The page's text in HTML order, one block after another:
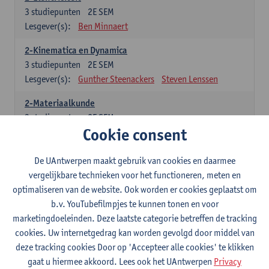
2E SEM
3 studiepunten
Lesgever(s):
Ben Minnaert
2-Kinematica en Dynamica
2E SEM
3 studiepunten
Lesgever(s):
Gunther Steenackers Steven Lenssen
2-Materiaalkunde
2E SEM
3studiepunten
Linda Beenaerts
2-Wiskunde
2E SEM
studiepunten
Lesgever(s):
Rudi Penne Jeffrey Cornelis
Kris Annaert
Stijn Dierckx
Annelies Fabri
Senne Ignoul
Specifiek deel
15 studiepunten
Cookie consent
De UAntwerpen maakt gebruik van cookies en daarmee
vergelijkbare technieken voor het functioneren, meten en
optimaliseren van de website. Ook worden er cookies geplaatst om
b.v. YouTubefilmpjes te kunnen tonen en voor
marketingdoeleinden. Deze laatste categorie betreffen de tracking
cookies. Uw internetgedrag kan worden gevolgd door middel van
deze tracking cookies Door op 'Accepteer alle cookies' te klikken
gaat u hiermee akkoord. Lees ook het UAntwerpen Privacy